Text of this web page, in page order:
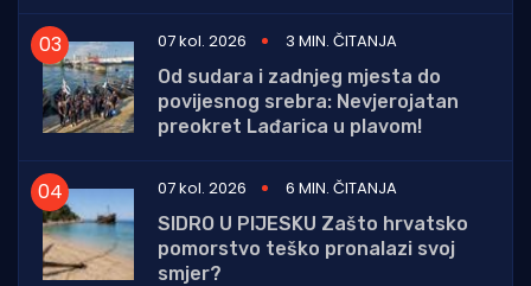
07 kol. 2026
3 MIN. ČITANJA
Od sudara i zadnjeg mjesta do
povijesnog srebra: Nevjerojatan
preokret Lađarica u plavom!
07 kol. 2026
6 MIN. ČITANJA
SIDRO U PIJESKU Zašto hrvatsko
pomorstvo teško pronalazi svoj
smjer?